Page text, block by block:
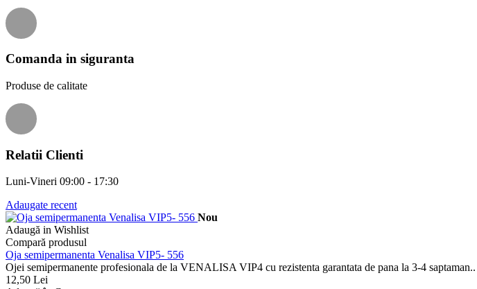
Comanda in siguranta
Produse de calitate
Relatii Clienti
Luni-Vineri 09:00 - 17:30
Adaugate recent
Nou
Adaugă in Wishlist
Compară produsul
Oja semipermanenta Venalisa VIP5- 556
Ojei semipermanente profesionala de la VENALISA VIP4 cu rezistenta garantata de pana la 3-4 saptaman..
12,50 Lei